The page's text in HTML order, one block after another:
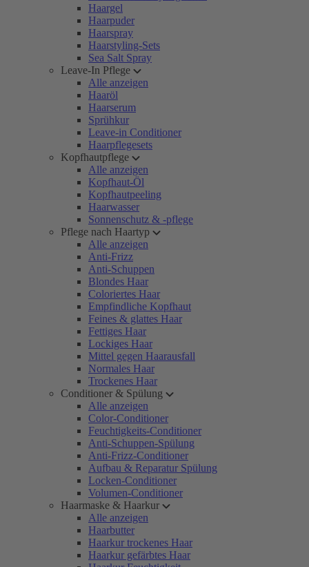
Haargel
Haarpuder
Haarspray
Haarstyling-Sets
Sea Salt Spray
Leave-In Pflege
Alle anzeigen
Haaröl
Haarserum
Sprühkur
Leave-in Conditioner
Haarpflegesets
Kopfhautpflege
Alle anzeigen
Kopfhaut-Öl
Kopfhautpeeling
Haarwasser
Sonnenschutz & -pflege
Pflege nach Haartyp
Alle anzeigen
Anti-Frizz
Anti-Schuppen
Blondes Haar
Coloriertes Haar
Empfindliche Kopfhaut
Feines & glattes Haar
Fettiges Haar
Lockiges Haar
Mittel gegen Haarausfall
Normales Haar
Trockenes Haar
Conditioner & Spülung
Alle anzeigen
Color-Conditioner
Feuchtigkeits-Conditioner
Anti-Schuppen-Spülung
Anti-Frizz-Conditioner
Aufbau & Reparatur Spülung
Locken-Conditioner
Volumen-Conditioner
Haarmaske & Haarkur
Alle anzeigen
Haarbutter
Haarkur trockenes Haar
Haarkur gefärbtes Haar